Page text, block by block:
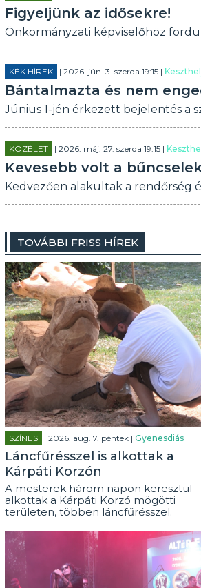
Figyeljünk az idősekre!
Önkormányzati képviselőhöz
KÉK HÍREK | 2026. jún. 3. szerda 19:15 |
Bántalmazta és nem
Június 1-jén érkezett bejelentés a
KÖZÉLET | 2026. máj. 27. szerda 19:15 |
Kevesebb volt a
Kedvezően alakultak a rendőrség
TOVÁBBI FRISS HÍREK
SZÍNES | 2026. aug. 7. péntek | Gyenesdiás
Láncfűrésszel is alkottak a
Kárpáti Korzón
A mesterek három napon keresztül
alkottak a Kárpáti Korzó mögötti
területen, többen láncfűrésszel.